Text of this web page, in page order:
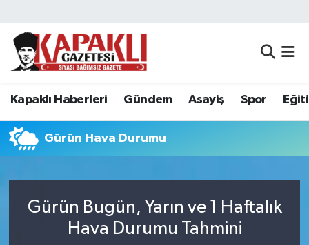
Kapaklı Haberleri Gündem Asayiş Spor
Gürün Hava Durumu
Gürün Bugün, Yarın ve 1 Haftalık
Hava Durumu Tahmini
Kapaklı Haberleri
Asayiş
Spor
Siyaset
Tekirdağ Nöbetçi Eczaneler
Tekirdağ Namaz Vakitleri
Tekirdağ Trafik Yoğunluk Haritası
Tüm Manşetler